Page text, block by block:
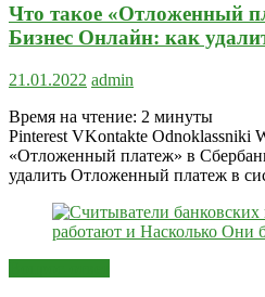
Что такое «Отложенный
Бизнес Онлайн: как
21.01.2022 admin
Время на чтение: 2 минуты
Pinterest VKontakte Odnoklassniki
«Отложенный платеж» в
удалить Отложенный платеж в